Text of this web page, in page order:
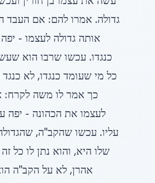
גדולה. אמרו להם: אם העבד
אותה גדולה לעצמו -
כנגדו. עכשו שרבו הוא
כל מי שעומד כנגדו, לא
כך אמר לו משה לקרח:
לעצמו את הכהונה -
עליו. עכשו שהקב"ה,
שלו היא, והוא נתן לו כל
אהרן, לא על הקב"ה